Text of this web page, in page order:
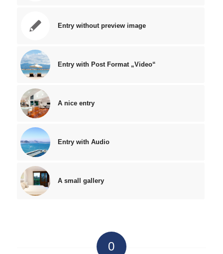
Entry without preview image
Entry with Post Format „Video“
A nice entry
Entry with Audio
A small gallery
0